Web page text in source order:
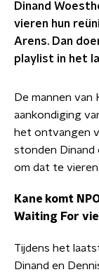
Dinand
vieren hun
Arens. Dan
playlist in het
De mannen
aankondiging
het ontvangen
stonden Dinand
om dat te vieren.
Kane komt
Waiting For
Tijdens het
Dinand en